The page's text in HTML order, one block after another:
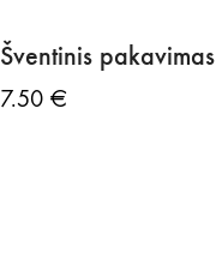
Šventinis pakavimas
7.50 €